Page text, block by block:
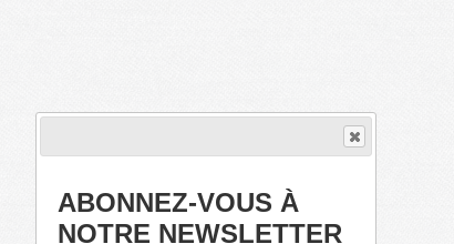
ABONNEZ-VOUS À
NOTRE NEWSLETTER